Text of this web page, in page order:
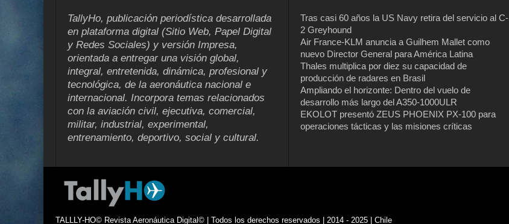
TallyHo, publicación periodística desarrollada
en plataforma digital (Sitio Web, Papel Digital
y Redes Sociales) y versión Impresa,
orientada a entregar una visión global,
integral, entretenida, dinámica, profesional y
tecnológica, de la aeronáutica nacional e
internacional. Incorpora temas relacionados
con la aviación civil, ejecutiva, comercial,
militar, industrial, experimental,
entrenamiento, deportivo, social y cultural.
Tras casi 60 años la US Navy retira del servicio al C-
2 Greyhound
Air France-KLM anuncia a Guilhem Mallet como
nuevo Director General para América Latina
Thales multiplica por diez su capacidad de
producción de radares en Brasil
Ampliando el horizonte: Dentro del vuelo de
desarrollo más largo del A350-1000ULR
EKOLOT presentó ZEUS PHOENIX PX-100 para
operaciones tácticas y las misiones críticas
TALLLY-HO© Revista Aeronáutica Digital© | Todos los derechos reservados | 2014 - 2025 | Chile